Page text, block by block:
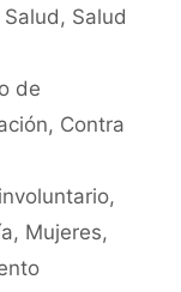
Salud, Salud
de
, Contra
involuntario,
, Mujeres,